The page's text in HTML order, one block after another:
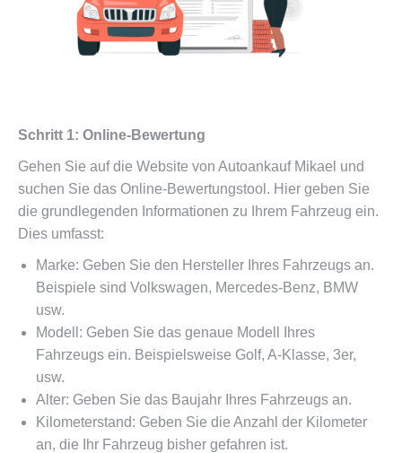
Schritt 1: Online-Bewertung
Gehen Sie auf die Website von Autoankauf Mikael und
suchen Sie das Online-Bewertungstool. Hier geben Sie
die grundlegenden Informationen zu Ihrem Fahrzeug ein.
Dies umfasst:
Marke: Geben Sie den Hersteller Ihres Fahrzeugs an.
Beispiele sind Volkswagen, Mercedes-Benz, BMW
usw.
Modell: Geben Sie das genaue Modell Ihres
Fahrzeugs ein. Beispielsweise Golf, A-Klasse, 3er,
usw.
Alter: Geben Sie das Baujahr Ihres Fahrzeugs an.
Kilometerstand: Geben Sie die Anzahl der Kilometer
an, die Ihr Fahrzeug bisher gefahren ist.